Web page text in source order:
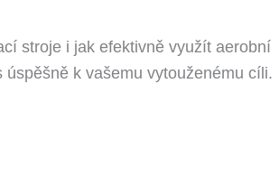
stroje i jak efektivně využít aerobní
k vašemu vytouženému cíli.